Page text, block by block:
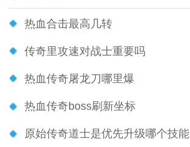
热血合击最高几转
传奇里攻速对战士重要吗
热血传奇屠龙刀哪里爆
热血传奇boss刷新坐标
原始传奇道士是优先升级哪个技能